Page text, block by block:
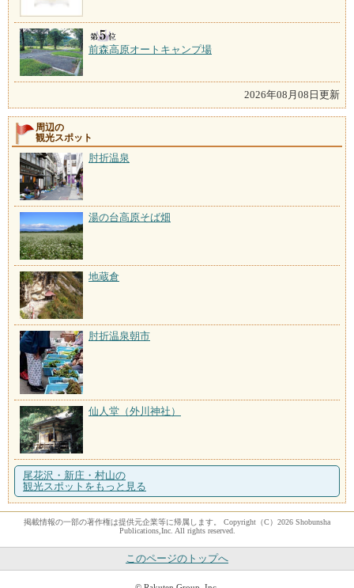
前森高原オートキャンプ場
2026年08月08日更新
周辺の
観光スポット
肘折温泉
湯の台高原そば畑
地蔵倉
肘折温泉朝市
仙人堂（外川神社）
尾花沢・新庄・村山の
観光スポットをもっと見る
掲載情報の一部の著作権は提供元企業等に帰属します。 Copyright（C）2026 Shobunsha
Publications,Inc. All rights reserved.
このページのトップへ